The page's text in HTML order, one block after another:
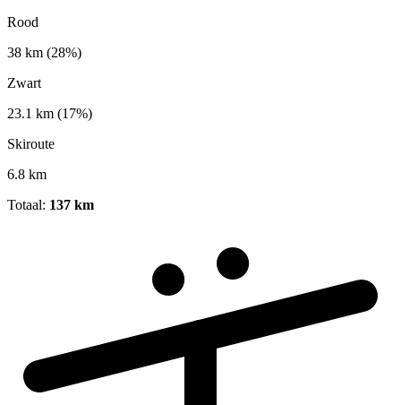
Rood
38 km (28%)
Zwart
23.1 km (17%)
Skiroute
6.8 km
Totaal: 137 km